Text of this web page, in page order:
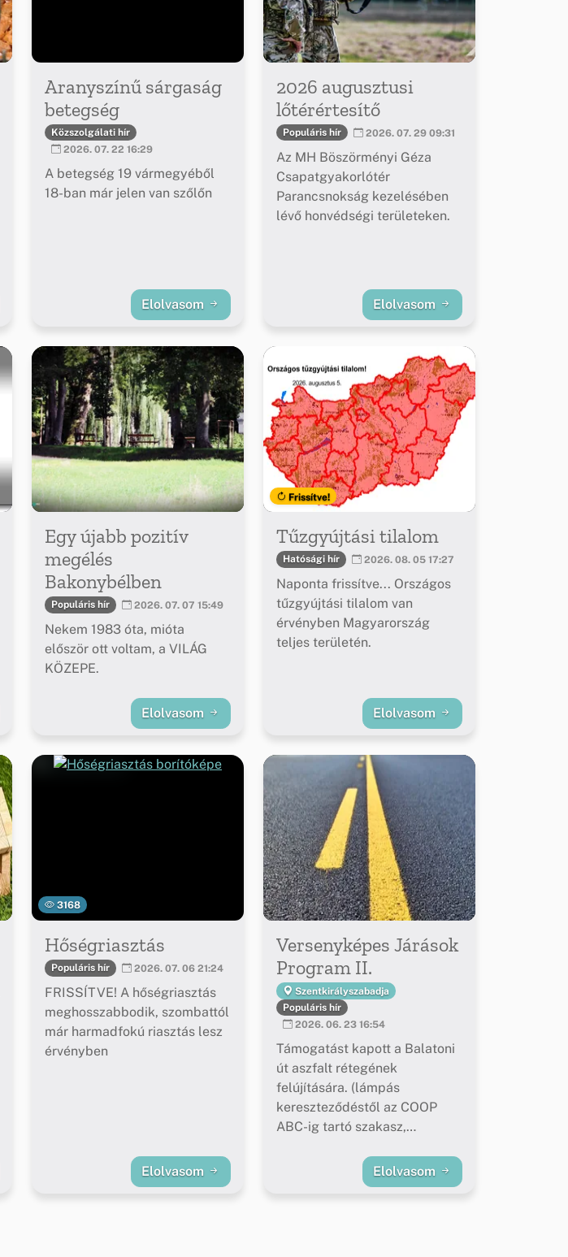
Aranyszínű sárgaság
betegség
Közszolgálati hír
2026. 07. 22 16:29
A betegség 19 vármegyéből
18-ban már jelen van szőlőn
Elolvasom
2026 augusztusi
lőtérértesítő
Populáris hír 2026. 07. 29 09:31
Az MH Böszörményi Géza
Csapatgyakorlótér
Parancsnokság kezelésében
lévő honvédségi területeken.
Elolvasom
Egy újabb pozitív
megélés
Bakonybélben
Populáris hír 2026. 07. 07 15:49
Nekem 1983 óta, mióta
először ott voltam, a VILÁG
KÖZEPE.
Elolvasom
Frissítve!
Tűzgyújtási tilalom
Hatósági hír 2026. 08. 05 17:27
Naponta frissítve... Országos
tűzgyújtási tilalom van
érvényben Magyarország
teljes területén.
Elolvasom
3168
Hőségriasztás
Populáris hír 2026. 07. 06 21:24
FRISSÍTVE! A hőségriasztás
meghosszabbodik, szombattól
már harmadfokú riasztás lesz
érvényben
Elolvasom
Versenyképes Járások
Program II.
Szentkirályszabadja
Populáris hír
2026. 06. 23 16:54
Támogatást kapott a Balatoni
út aszfalt rétegének
felújítására. (lámpás
kereszteződéstől az COOP
ABC-ig tartó szakasz,
Elolvasom